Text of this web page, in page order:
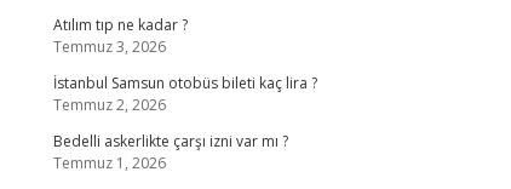
Atılım tıp ne kadar ?
Temmuz 3, 2026
İstanbul Samsun otobüs bileti kaç lira ?
Temmuz 2, 2026
Bedelli askerlikte çarşı izni var mı ?
Temmuz 1, 2026